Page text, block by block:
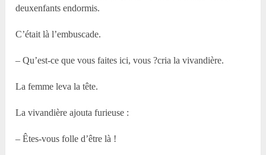
deuxenfants endormis.
C’était là l’embuscade.
– Qu’est-ce que vous faites ici, vous ?cria la vivandière.
La femme leva la tête.
La vivandière ajouta furieuse :
– Êtes-vous folle d’être là !